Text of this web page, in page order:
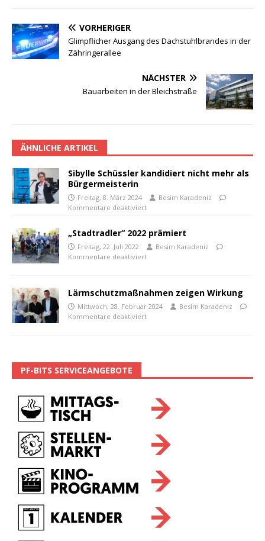
VORHERIGER
Glimpflicher Ausgang des Dachstuhlbrandes in der
Zähringerallee
NÄCHSTER
Bauarbeiten in der Bleichstraße
ÄHNLICHE ARTIKEL
Sibylle Schüssler kandidiert nicht mehr als
Bürgermeisterin
Freitag, 8. März 2024
Besim Karadeniz
Kommentare deaktiviert
„Stadtradler“ 2022 prämiert
Freitag, 22. Juli 2022
Besim Karadeniz
Kommentare deaktiviert
Lärmschutzmaßnahmen zeigen Wirkung
Mittwoch, 28. Februar 2024
Besim Karadeniz
Kommentare deaktiviert
PF-BITS SERVICEANGEBOTE